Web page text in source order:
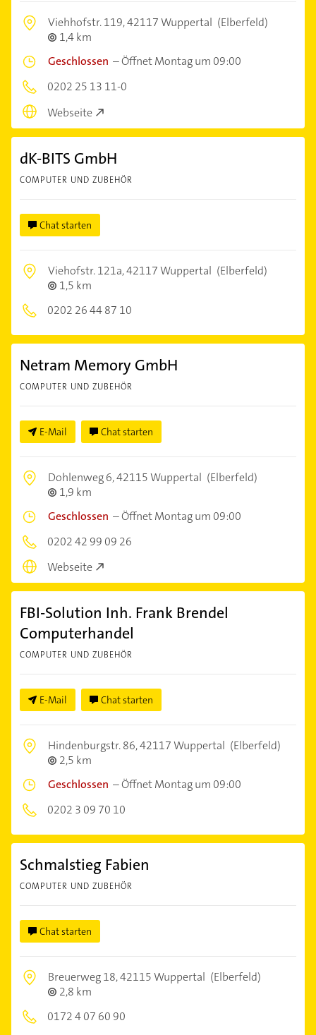
Viehhofstr. 119,42117 Wuppertal (Elberfeld)
1,4 km
Geschlossen –Öffnet Montag um 09:00
0202 25 13 11-0
Webseite
dK-BITS GmbH
COMPUTER UND ZUBEHÖR
Chat starten
Viehofstr. 121a,42117 Wuppertal (Elberfeld)
1,5 km
0202 26 44 87 10
Netram Memory GmbH
COMPUTER UND ZUBEHÖR
E-Mail Chat starten
Dohlenweg 6,42115 Wuppertal (Elberfeld)
1,9 km
Geschlossen –Öffnet Montag um 09:00
0202 42 99 09 26
Webseite
FBI-Solution Inh. Frank Brendel
Computerhandel
COMPUTER UND ZUBEHÖR
E-Mail Chat starten
Hindenburgstr. 86,42117 Wuppertal (Elberfeld)
2,5 km
Geschlossen –Öffnet Montag um 09:00
0202 3 09 70 10
Schmalstieg Fabien
COMPUTER UND ZUBEHÖR
Chat starten
Breuerweg 18,42115 Wuppertal (Elberfeld)
2,8 km
0172 4 07 60 90